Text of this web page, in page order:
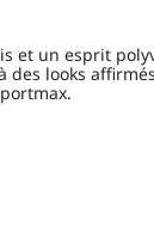
et un esprit
des looks